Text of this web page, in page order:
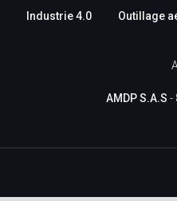
Industrie 4.0 Outillage
AMDP S.A.S -